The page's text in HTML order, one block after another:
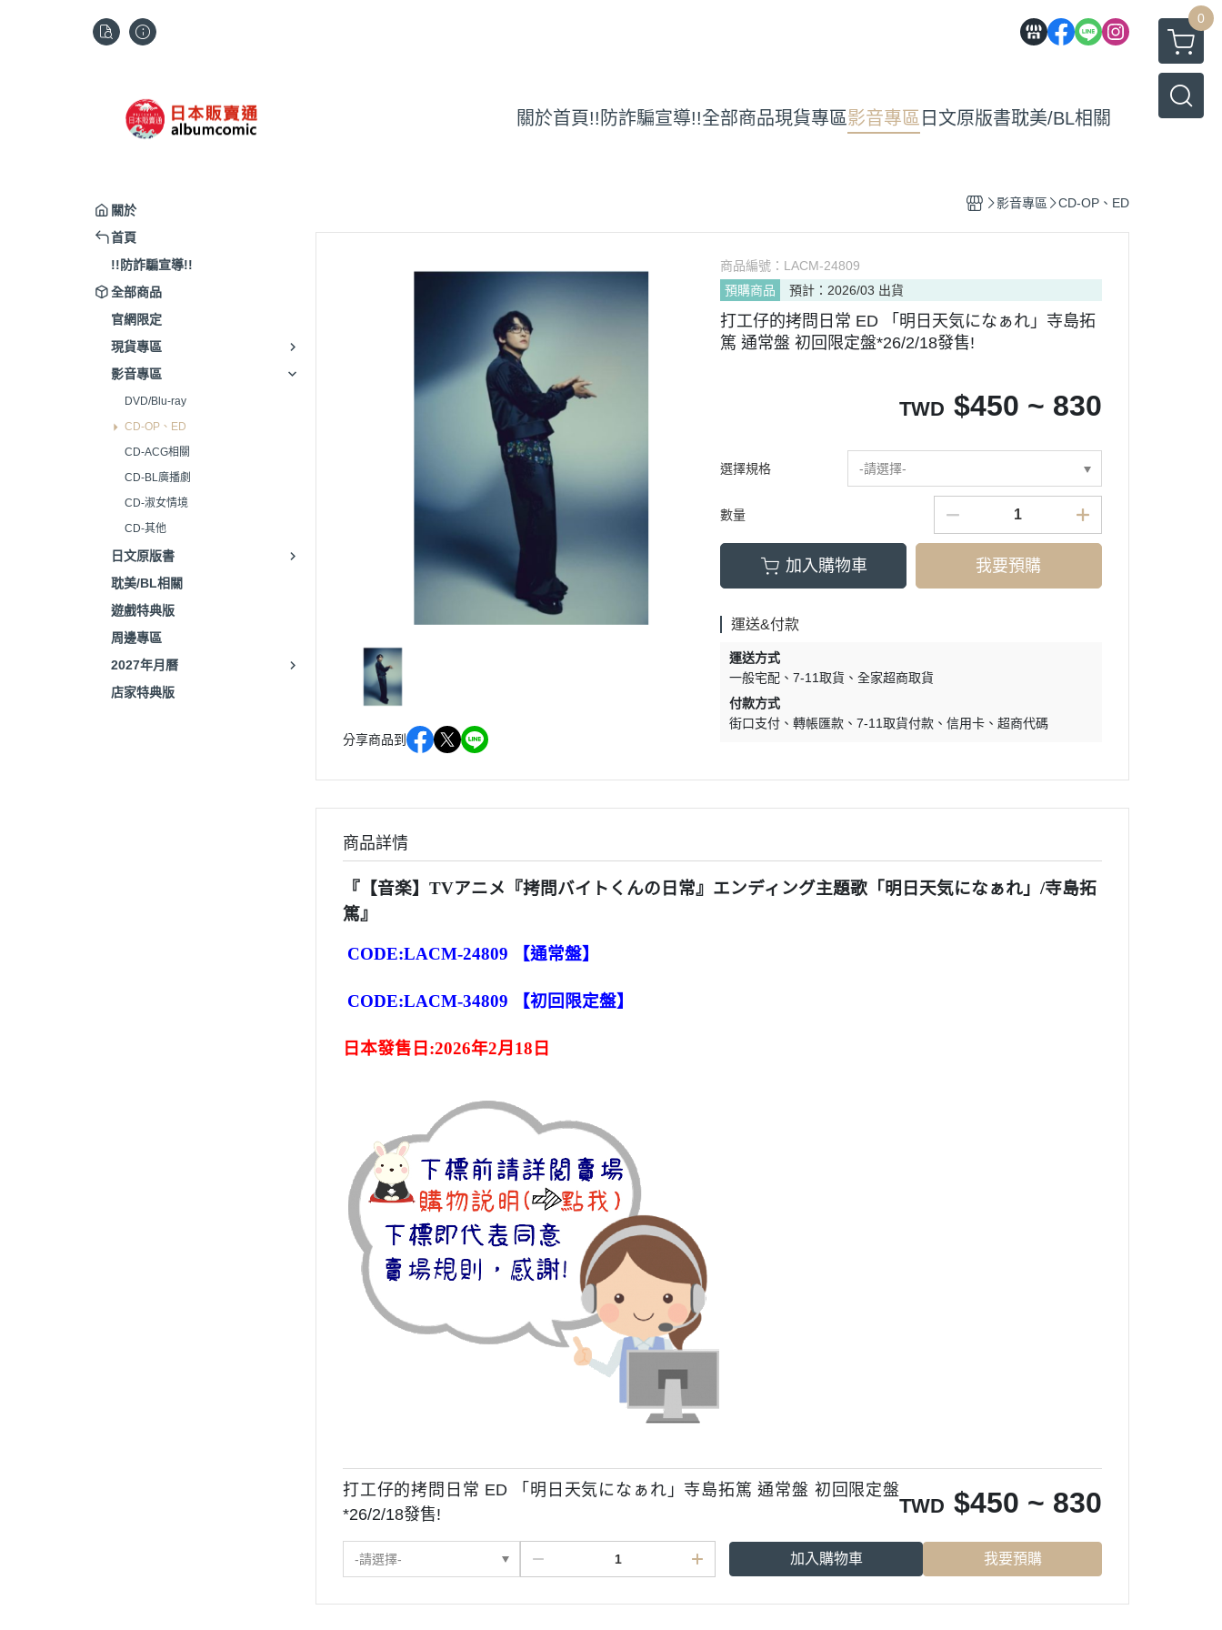
0
關於首頁!!防詐騙宣導!!全部商品現貨專區影音專區 日文原版書耽美/BL相關
關於
首頁
!!防詐騙宣導!!
全部商品
官網限定
現貨專區
影音專區
DVD/Blu-ray
CD-OP、ED
CD-ACG相關
CD-BL廣播劇
CD-淑女情境
CD-其他
日文原版書
耽美/BL相關
遊戲特典版
周邊專區
2027年月曆
店家特典版
影音專區 CD-OP、ED
分享商品到
商品編號： LACM-24809
預購商品
預計：2026/03 出貨
打工仔的拷問日常 ED 「明日天気になぁれ」寺島拓
篤 通常盤 初回限定盤*26/2/18發售!
TWD $450 ~ 830
選擇規格 -請選擇-
數量
加入購物車 我要預購
運送&付款
運送方式
一般宅配
7-11取貨
全家超商取貨
付款方式
街口支付
轉帳匯款 7-11取貨付款 信用卡 超商代碼
商品詳情
『【音楽】TVアニメ『拷問バイトくんの日常』エンディング主題歌「明日天気になぁれ」/寺島拓
篤』
CODE:LACM-24809 【通常盤】
CODE:LACM-34809 【初回限定盤】
日本發售日:2026年2月18日
打工仔的拷問日常 ED 「明日天気になぁれ」寺島拓篤 通常盤 初回限定盤
*26/2/18發售!
TWD $450 ~ 830
-請選擇- 加入購物車 我要預購